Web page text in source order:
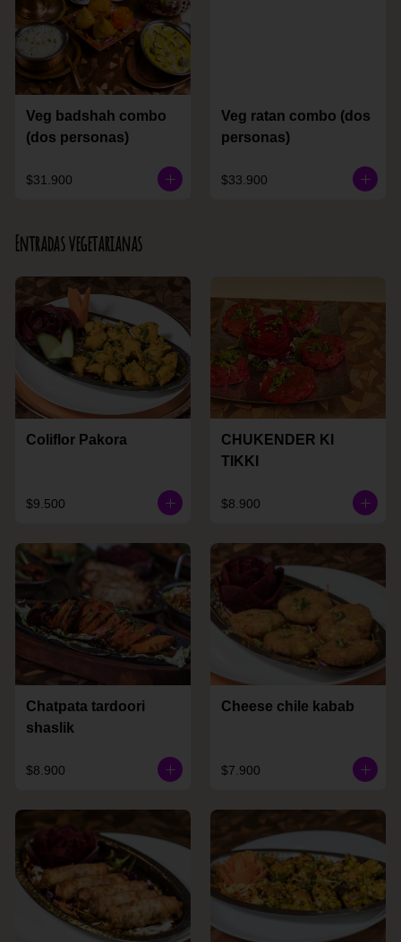
Veg badshah combo
(dos personas)
$31.900
Veg ratan combo (dos
personas)
$33.900
Entradas vegetarianas
Coliflor Pakora
$9.500
CHUKENDER KI
TIKKI
$8.900
Chatpata tardoori
shaslik
$8.900
Cheese chile kabab
$7.900